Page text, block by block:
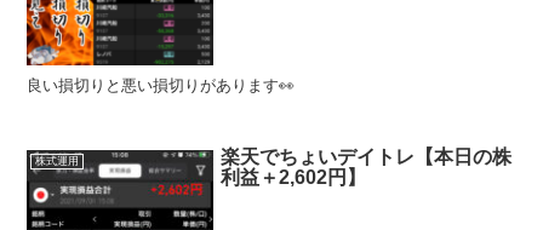
良い損切りと悪い損切りがあります👀
株式運用
楽天でちょいデイトレ【本日の株
利益＋2,602円】